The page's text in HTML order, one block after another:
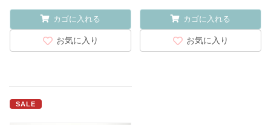
カゴに入れる
お気に入り
カゴに入れる
お気に入り
SALE